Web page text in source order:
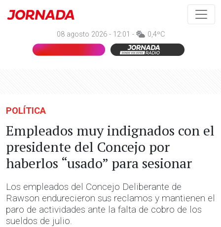
08 agosto 2026 - 12:01 - 0,4ºC
POLÍTICA
Empleados muy indignados con el
presidente del Concejo por
haberlos “usado” para sesionar
Los empleados del Concejo Deliberante de
Rawson endurecieron sus reclamos y mantienen el
paro de actividades ante la falta de cobro de los
sueldos de julio.